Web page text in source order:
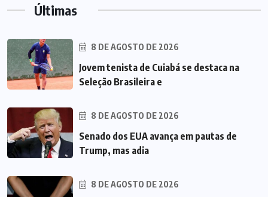
Últimas
8 DE AGOSTO DE 2026
Jovem tenista de Cuiabá se destaca na
Seleção Brasileira e
8 DE AGOSTO DE 2026
Senado dos EUA avança em pautas de
Trump, mas adia
8 DE AGOSTO DE 2026